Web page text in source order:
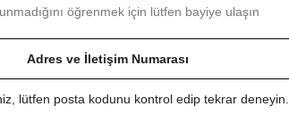
öğrenmek için lütfen bayiye ulaşın
Adres ve İletişim Numarası
lütfen posta kodunu kontrol edip tekrar deneyin.